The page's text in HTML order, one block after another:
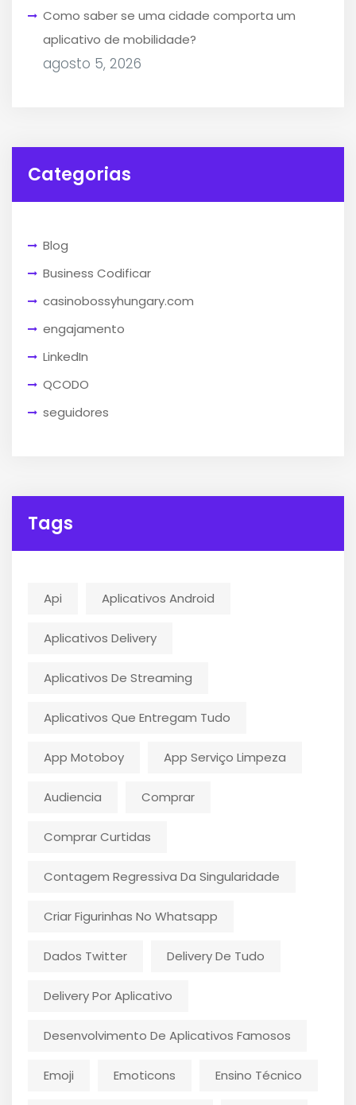
Como saber se uma cidade comporta um
aplicativo de mobilidade?
agosto 5, 2026
Categorias
Blog
Business Codificar
casinobossyhungary.com
engajamento
LinkedIn
QCODO
seguidores
Tags
Api Aplicativos Android
Aplicativos Delivery
Aplicativos De Streaming
Aplicativos Que Entregam Tudo
App Motoboy App Serviço Limpeza
Audiencia Comprar
Comprar Curtidas
Contagem Regressiva Da Singularidade
Criar Figurinhas No Whatsapp
Dados Twitter Delivery De Tudo
Delivery Por Aplicativo
Desenvolvimento De Aplicativos Famosos
Emoji Emoticons Ensino Técnico